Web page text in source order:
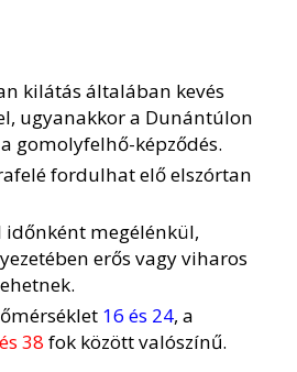
kilátás általában kevés
ugyanakkor a Dunántúlon
gomolyfelhő-képződés.
fordulhat elő elszórtan
időnként megélénkül,
erős vagy viharos
16 és 24, a
38 fok között valószínű.